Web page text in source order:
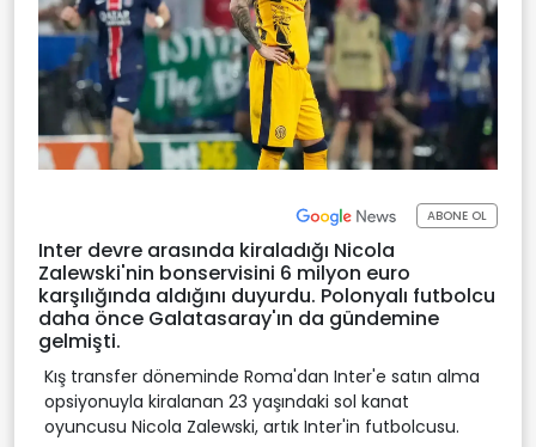
ABONE OL
Inter devre arasında kiraladığı Nicola
Zalewski'nin bonservisini 6 milyon euro
karşılığında aldığını duyurdu. Polonyalı futbolcu
daha önce Galatasaray'ın da gündemine
gelmişti.
Kış transfer döneminde Roma'dan Inter'e satın alma
opsiyonuyla kiralanan 23 yaşındaki sol kanat
oyuncusu Nicola Zalewski, artık Inter'in futbolcusu.